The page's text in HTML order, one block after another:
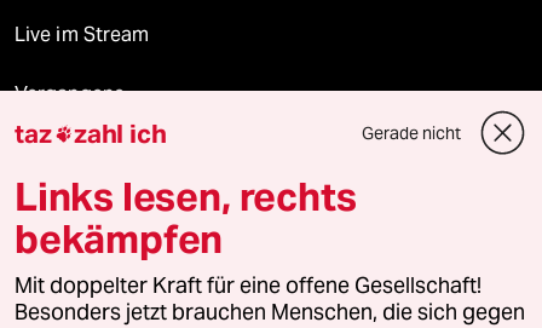
Live im Stream
Vergangene
Mehr taz Lesestoff
taz zahl ich Gerade nicht
Links lesen, rechts
bekämpfen
Mit doppelter Kraft für eine offene Gesellschaft!
Besonders jetzt brauchen Menschen, die sich gegen